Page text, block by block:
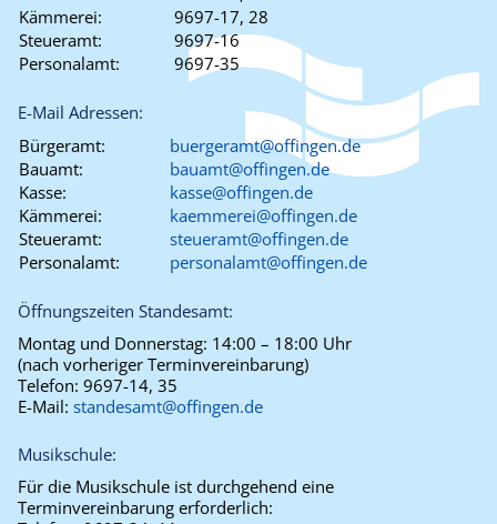
Kämmerei:
9697-17, 28
Steueramt:
9697-16
Personalamt:
9697-35
E-Mail Adressen:
Bürgeramt:
buergeramt@offingen.de
Bauamt:
bauamt@offingen.de
Kasse:
kasse@offingen.de
Kämmerei:
kaemmerei@offingen.de
Steueramt:
steueramt@offingen.de
Personalamt:
personalamt@offingen.de
Öffnungszeiten Standesamt:
Montag und Donnerstag: 14:00 – 18:00 Uhr
(nach vorheriger Terminvereinbarung)
Telefon: 9697-14, 35
E-Mail: standesamt@offingen.de
Musikschule:
Für die Musikschule ist durchgehend eine
Terminvereinbarung erforderlich: